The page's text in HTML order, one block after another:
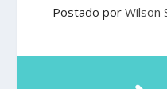
Postado por Wilson